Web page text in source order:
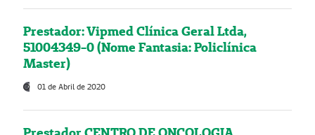
Prestador: Vipmed Clínica Geral Ltda,
51004349-0 (Nome Fantasia: Policlínica
Master)
01 de Abril de 2020